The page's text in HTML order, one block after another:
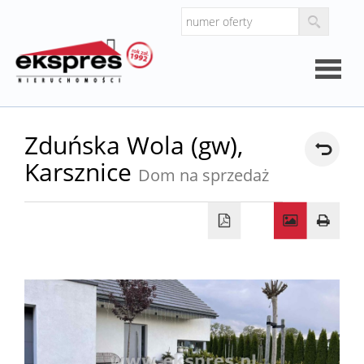
firmie
Zduńska Wola (gw),
Karsznice Dom na sprzedaż